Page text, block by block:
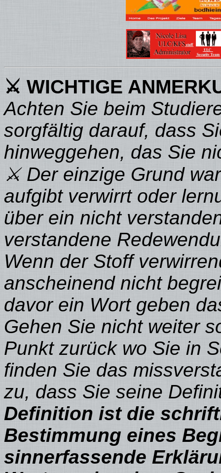
⚔ WICHTIGE
Achten Sie beim
sorgfältig darauf, dass
hinweggehen, das Sie
⚔ Der einzige Grund
aufgibt verwirrt oder
über ein nicht
verstandene
Wenn der Stoff
anscheinend nicht
davor ein Wort geben
Gehen Sie nicht weiter
Punkt zurück wo Sie in
finden Sie das
zu, dass Sie seine
Definition ist die
Bestimmung eines
sinnerfassende